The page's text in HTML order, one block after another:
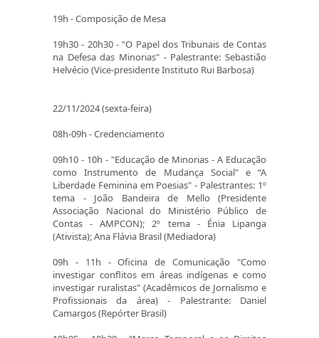
19h - Composição de Mesa
19h30 - 20h30 - "O Papel dos Tribunais de Contas
na Defesa das Minorias" - Palestrante: Sebastião
Helvécio (Vice-presidente Instituto Rui Barbosa)
22/11/2024 (sexta-feira)
08h-09h - Credenciamento
09h10 - 10h - "Educação de Minorias - A Educação
como Instrumento de Mudança Social" e “A
Liberdade Feminina em Poesias" - Palestrantes: 1º
tema - João Bandeira de Mello (Presidente
Associação Nacional do Ministério Público de
Contas - AMPCON); 2º tema - Énia Lipanga
(Ativista); Ana Flávia Brasil (Mediadora)
09h - 11h - Oficina de Comunicação "Como
investigar conflitos em áreas indígenas e como
investigar ruralistas" (Acadêmicos de Jornalismo e
Profissionais da área) - Palestrante: Daniel
Camargos (Repórter Brasil)